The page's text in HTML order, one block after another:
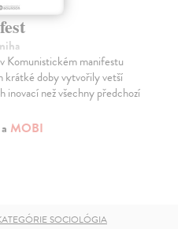
Komunistickém manifestu
krátké doby vytvořily vetší
než všechny předchozí
a MOBI
SOCIOLÓGIA